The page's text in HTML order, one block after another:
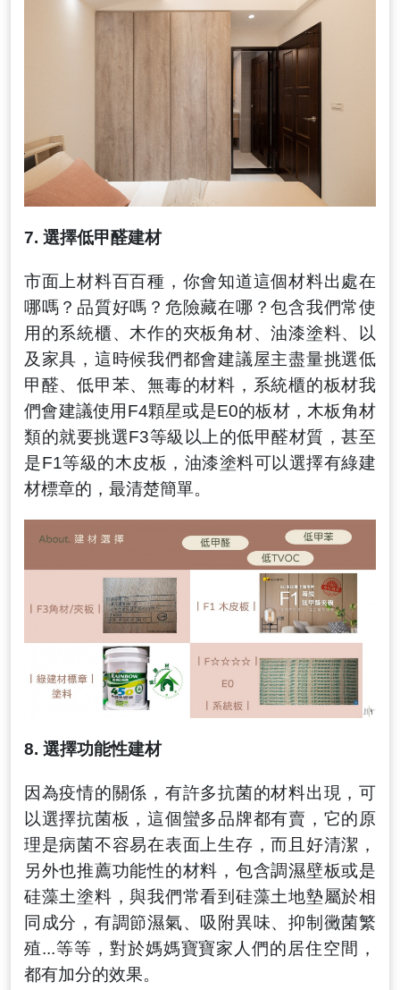
7. 選擇低甲醛建材
市面上材料百百種 ， 你會知道這個材料出處在
哪嗎？品質好嗎？危險藏在哪？包含我們常使
用的系統櫃、木作的夾板角材、油漆塗料、以
及家具 ， 這時候我們都會建議屋主盡量挑選低
甲醛、低甲苯、無毒的材料 ， 系統櫃的板材我
們會建議使用F4顆星或是E0的板材，木板角材
類的就要挑選F3等級以上的低甲醛材質 ，甚至
是F1等級的木皮板 ， 油漆塗料可以選擇有綠建
材標章的 ， 最清楚簡單。
8. 選擇功能性建材
因為疫情的關係 ， 有許多抗菌的材料出現 ，可
以選擇抗菌板 ，這個蠻多品牌都有賣 ， 它的原
理是病菌不容易在表面上生存 ，而且好清潔 ，
另外也推薦功能性的材料 ， 包含調濕壁板或是
硅藻土塗料 ，與我們常看到硅藻土地墊屬於相
同成分 ， 有調節濕氣、吸附異味、抑制黴菌繁
殖...等等 ， 對於媽媽寶寶家人們的居住空間 ，
都有加分的效果。